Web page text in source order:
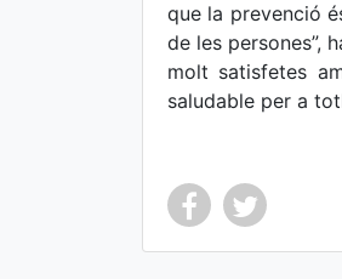
que la prevenció
de les persones”,
molt satisfetes
saludable per a